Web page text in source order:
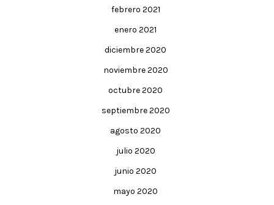
febrero 2021
enero 2021
diciembre 2020
noviembre 2020
octubre 2020
septiembre 2020
agosto 2020
julio 2020
junio 2020
mayo 2020